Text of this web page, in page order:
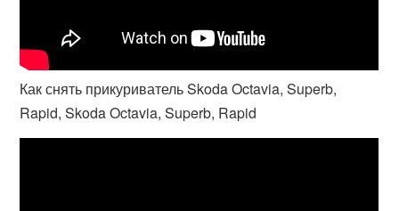
Как снять прикуриватель Skoda Octavia, Superb,
Rapid, Skoda Octavia, Superb, Rapid